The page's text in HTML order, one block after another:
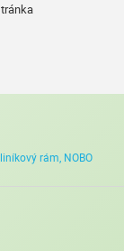
rám, NOBO